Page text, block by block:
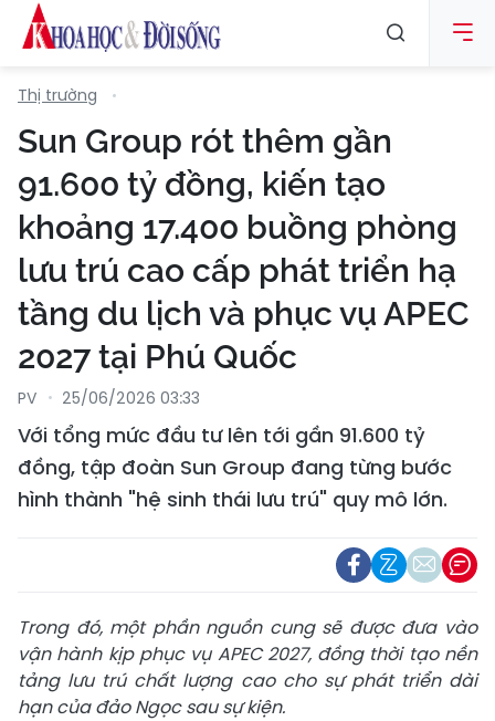
Thị trường
Sun Group rót thêm gần
91.600 tỷ đồng, kiến tạo
khoảng 17.400 buồng phòng
lưu trú cao cấp phát triển hạ
tầng du lịch và phục vụ APEC
2027 tại Phú Quốc
PV 25/06/2026 03:33
Với tổng mức đầu tư lên tới gần 91.600 tỷ
đồng, tập đoàn Sun Group đang từng bước
hình thành "hệ sinh thái lưu trú" quy mô lớn.
Trong đó, một phần nguồn cung sẽ được đưa vào
vận hành kịp phục vụ APEC 2027, đồng thời tạo nền
tảng lưu trú chất lượng cao cho sự phát triển dài
hạn của đảo Ngọc sau sự kiện.